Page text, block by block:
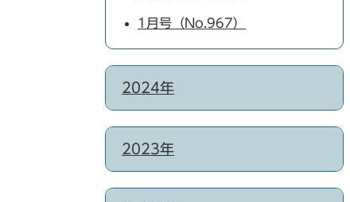
1月号（No.967）
2024年
2023年